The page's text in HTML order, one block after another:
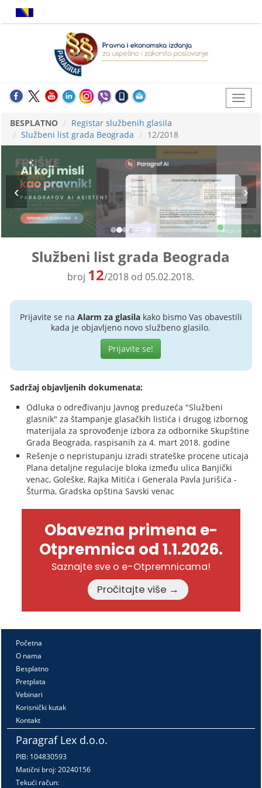
BESPLATNO
Registar službenih glasila
Službeni list grada Beograda
12/2018
Službeni list grada Beograda
broj 12/2018 od 05.02.2018.
Prijavite se na Alarm za glasilakako bismo Vas obavestili
kada je objavljeno novo službeno glasilo.
Prijavite se!
Sadržaj objavljenih dokumenata:
Odluka o određivanju Javnog preduzeća "Službeni
glasnik" za štampanje glasačkih listića i drugog izbornog
materijala za sprovođenje izbora za odbornike Skupštine
Grada Beograda, raspisanih za 4. mart 2018. godine
Rešenje o nepristupanju izradi strateške procene uticaja
Plana detaljne regulacije bloka između ulica Banjički
venac, Goleške, Rajka Mitića i Generala Pavla Jurišića -
Šturma, Gradska opština Savski venac
Obavezna primena e-
Otpremnica od 1.1.2026.
Saznajte sve o e-Otpremnicama!
Pročitajte više →
Početna
O nama
Besplatno
Pretplata
Vebinari
Korisnički kutak
Kontakt
Paragraf Lex d.o.o.
PIB: 104830593
Matični broj: 20240156
Tekući račun: